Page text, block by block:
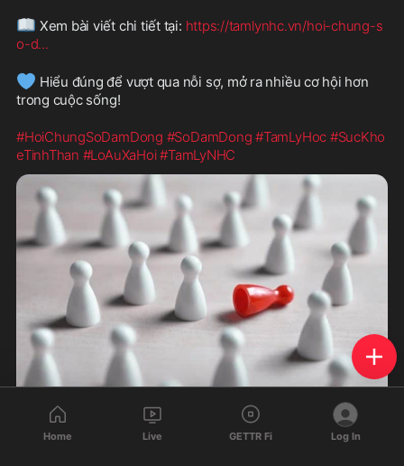
📖 Xem bài viết chi tiết tại: https://tamlynhc.vn/hoi-chung-s
o-d...
💙 Hiểu đúng để vượt qua nỗi sợ, mở ra nhiều cơ hội hơn
trong cuộc sống!
#HoiChungSoDamDong #SoDamDong #TamLyHoc #SucKho
eTinhThan #LoAuXaHoi#TamLyNHC
Home Live GETTR Fi Log In